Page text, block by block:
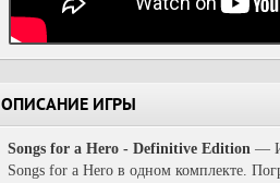
ОПИСАНИЕ ИГРЫ
Songs for a Hero - Definitive Edition —
Songs for a Hero в одном комплекте.